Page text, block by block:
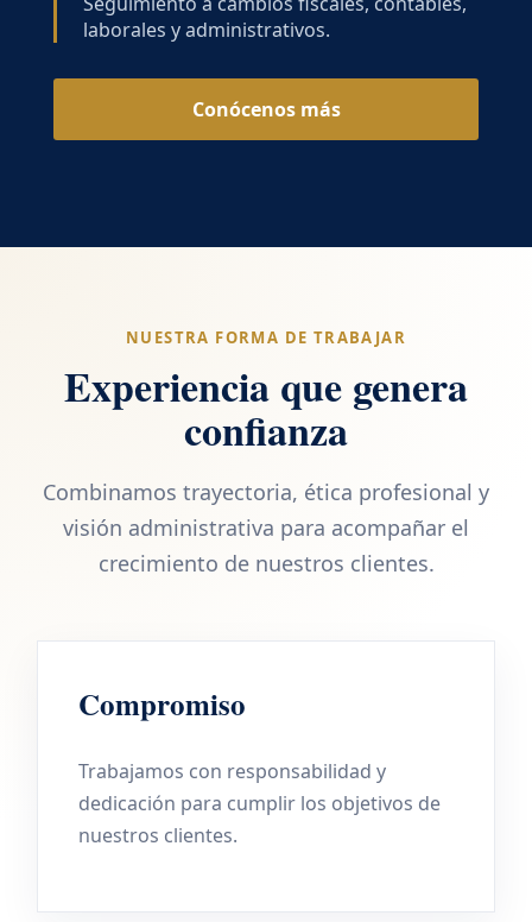
laborales y administrativos.
Conócenos más
NUESTRA FORMA DE TRABAJAR
Experiencia que genera
confianza
Combinamos trayectoria, ética profesional y
visión administrativa para acompañar el
crecimiento de nuestros clientes.
Compromiso
Trabajamos con responsabilidad y
dedicación para cumplir los objetivos de
nuestros clientes.